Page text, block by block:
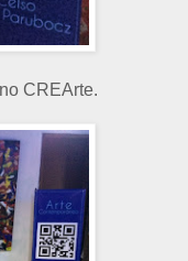
CREArte.